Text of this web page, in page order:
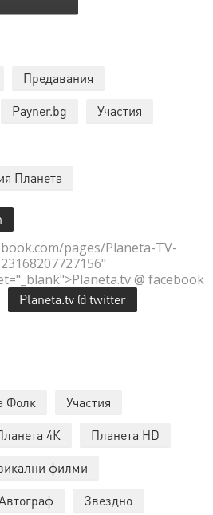
Предавания
Payner.bg Участия
Планета
pages/Planeta-TV-
@ facebook
Planeta.tv @ twitter
Фолк
Участия
4К
Планета HD
филми
Звездно